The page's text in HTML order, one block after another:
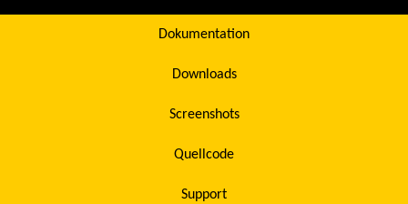
Dokumentation
Downloads
Screenshots
Quellcode
Support